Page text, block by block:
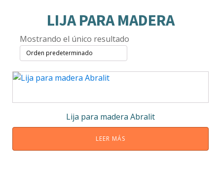
LIJA PARA MADERA
Mostrando el único resultado
Lija para madera Abralit
LEER MÁS